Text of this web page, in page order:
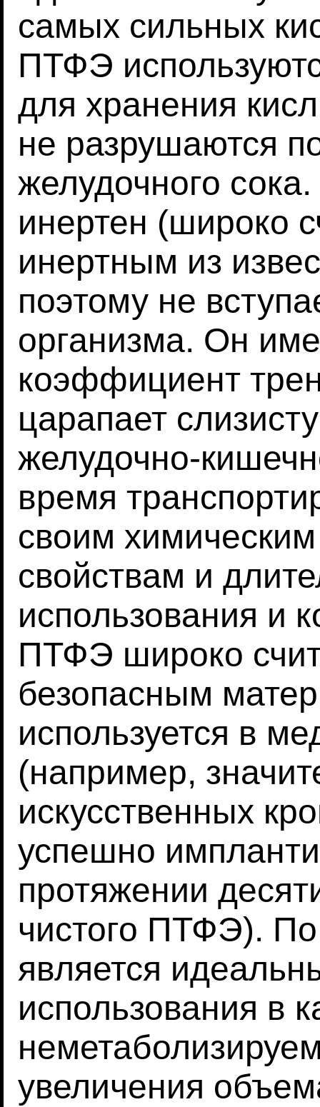
самых сильных
ПТФЭ
для хранения
не разрушаются
желудочного
инертен (широко
инертным из
поэтому не
организма. Он
коэффициент
царапает
желудочно-
время
своим
свойствам и
использования и
ПТФЭ широко
безопасным
используется в
(например,
искусственных
успешно
протяжении
чистого ПТФЭ).
является
использования в
увеличения